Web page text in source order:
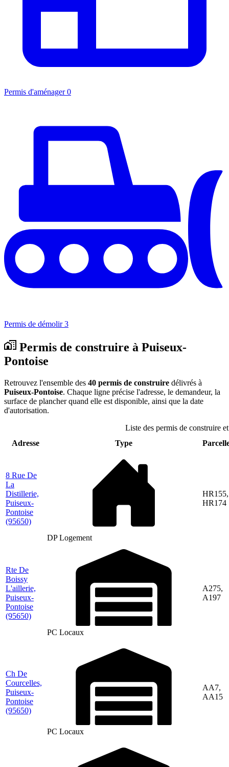
Permis d'aménager 0
Permis de démolir 3
Permis de construire à Puiseux-
Pontoise
Retrouvez l'ensemble des 40 permis de construire délivrés à
Puiseux-Pontoise. Chaque ligne précise l'adresse, le demandeur, la
surface de plancher quand elle est disponible, ainsi que la date
d'autorisation.
Liste des permis de construire
Adresse
Type
8 Rue De
La
Distillerie,
Puiseux-
Pontoise
(95650)
DP Logement
HR155,
HR174
Rte De
Boissy
L'aillerie,
Puiseux-
Pontoise
(95650)
PC Locaux
A275,
A197
Ch De
Courcelles,
Puiseux-
Pontoise
(95650)
PC Locaux
AA7,
AA15